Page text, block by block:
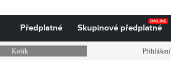
Předplatné
ONLINE
Skupinové předplatné
Košík Přihlášení